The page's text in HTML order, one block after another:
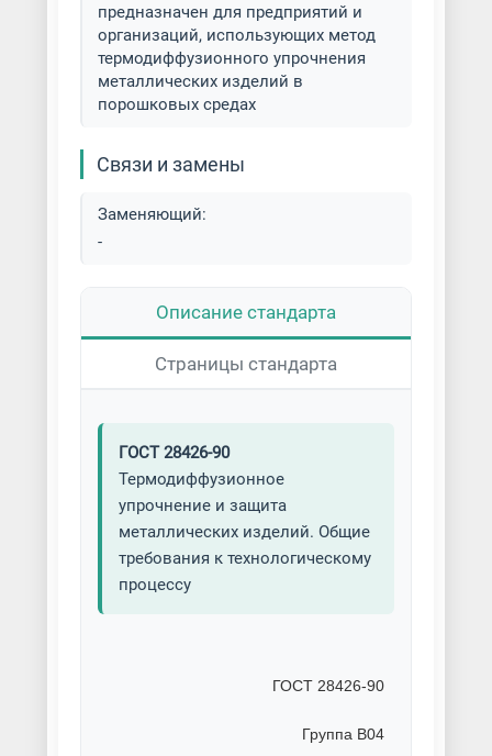
Цементация металла
Цинкование металла
предназначен для предприятий и
организаций, использующих метод
термодиффузионного упрочнения
металлических изделий в
порошковых средах
Связи и замены
Заменяющий:
-
Описание стандарта
Страницы стандарта
ГОСТ 28426-90
Термодиффузионное
упрочнение и защита
металлических изделий. Общие
требования к технологическому
процессу